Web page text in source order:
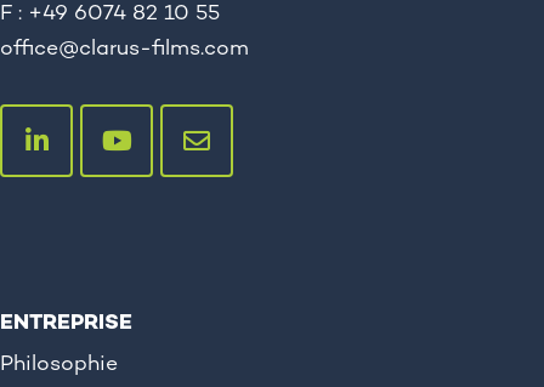
F : +49 6074 82 10 55
office@clarus-films.com
ENTREPRISE
Philosophie